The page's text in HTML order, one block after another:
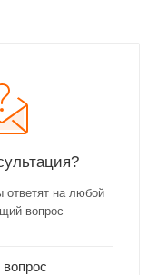
ответят на любой
вопрос